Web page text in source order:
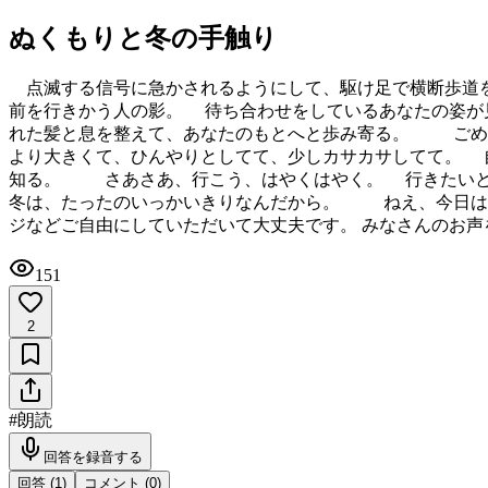
ぬくもりと冬の手触り
点滅する信号に急かされるようにして、駆け足で横断歩
前を行きかう人の影。 待ち合わせをしているあなたの
れた髪と息を整えて、あなたのもとへと歩み寄る。 ご
より大きくて、ひんやりとしてて、少しカサカサしてて
知る。 さあさあ、行こう、はやくはやく。 行きたいと
冬は、たったのいっかいきりなんだから。 ねえ、今日は
ジなどご自由にしていただいて大丈夫です。 みなさんのお
151
2
#朗読
回答を録音する
回答 (1 ) コメント (0)